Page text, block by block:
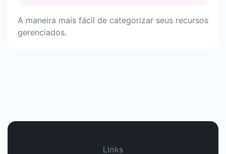
A maneira mais fácil de categorizar seus recursos
gerenciados.
Links